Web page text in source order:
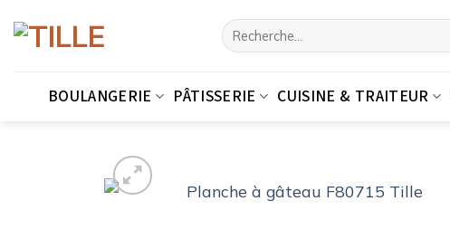
au
Recherche
pour :
BOULANGERIE PÂTISSERIE CUISINE & TRAITEUR